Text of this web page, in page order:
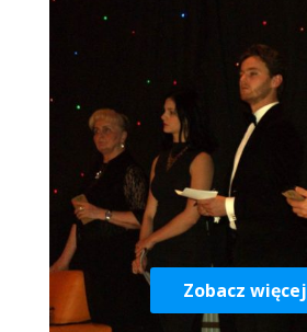
Zobacz więcej